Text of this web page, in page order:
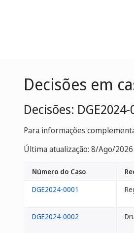
Decisões em
Decisões:
Para informações
Última atualização: 8/Ago/2026
Número do Caso
DGE2024-0001
DGE2024-0002